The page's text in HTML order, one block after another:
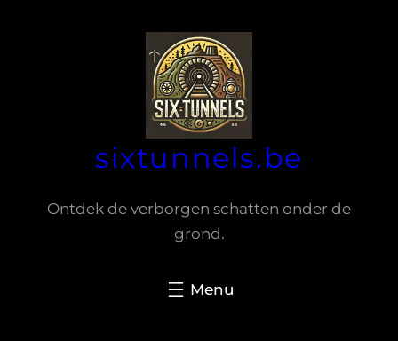
sixtunnels.be
Ontdek de verborgen schatten onder de
grond.